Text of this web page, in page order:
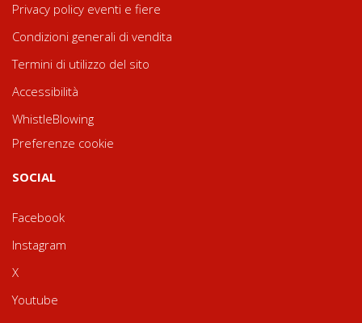
Privacy policy eventi e fiere
Condizioni generali di vendita
Termini di utilizzo del sito
Accessibilità
WhistleBlowing
Preferenze cookie
SOCIAL
Facebook
Instagram
X
Youtube